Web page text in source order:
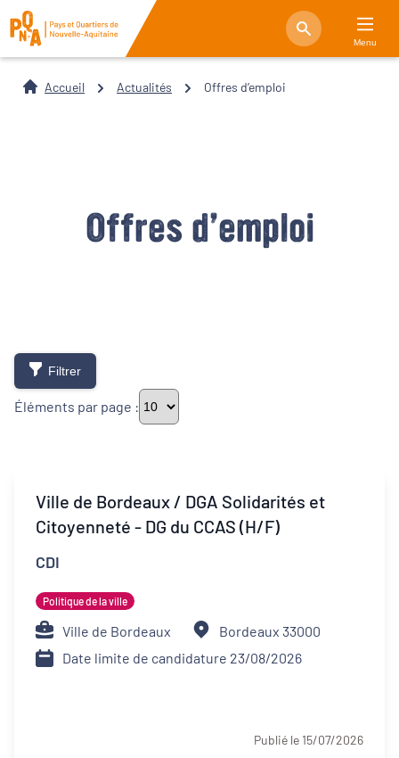
Menu
Accueil Actualités Offres d’emploi
Offres d’emploi
Filtrer
Éléments par page :
Démarches alimentaires de territoire
Inclusion numérique
Politique de la ville
Ville de Bordeaux / DGA Solidarités et
Citoyenneté - DG du CCAS (H/F)
CDI
Politique de la ville
Ville de Bordeaux
Bordeaux 33000
Date limite de candidature 23/08/2026
Publié le 15/07/2026